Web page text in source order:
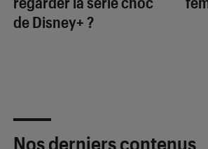
de Disney+ ?
Nos derniers contenus